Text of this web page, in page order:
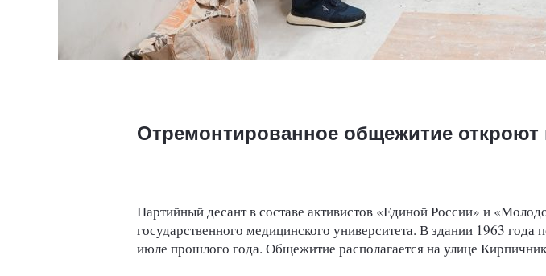
Отремонтированное общежитие откроют
Партийный десант в составе активистов «Единой России» и
государственного медицинского университета. В здании 1963
июле прошлого года. Общежитие располагается на улице